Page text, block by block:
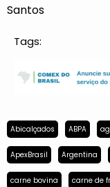
Santos
Tags:
Abicalçados ABPA
ApexBrasil Argentina
carne bovina carne de